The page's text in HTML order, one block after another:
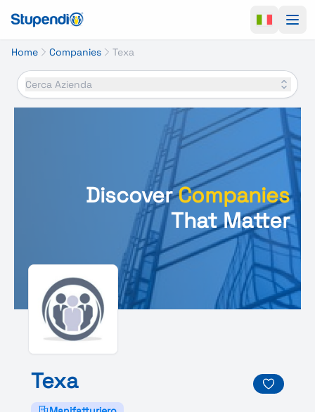
Home Companies Texa
Cerca Azienda
DiscoverCompanies
That Matter
Texa